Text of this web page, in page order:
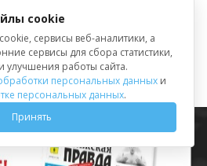
27 28
« Июл
cookie
сервисы веб-аналитики, а
сервисы для сбора статистики,
улучшения работы сайта.
персональных данных и
персональных данных.
Принять